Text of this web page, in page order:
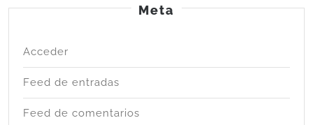
Meta
Acceder
Feed de entradas
Feed de comentarios